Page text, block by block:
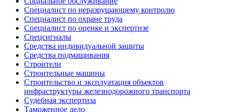
Специалист по неразрушающему контролю
Специалист по охране труда
Специалист по оценке и экспертизе
Спецсигналы
Средства индивидуальной защиты
Средства подмащивания
Строители
Строительные машины
Строительство и эксплуатация объектов
инфраструктуры железнодорожного транспорта
Судебная экспертиза
Таможенное дело